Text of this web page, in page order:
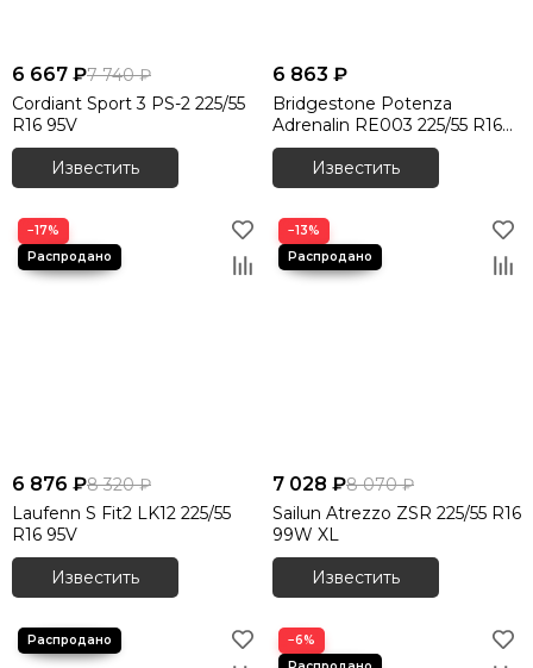
6 667 ₽7 740 ₽
Cordiant Sport 3 PS-2 225/55
R16 95V
Известить
6 863 ₽
Bridgestone Potenza
Adrenalin RE003 225/55 R16
95W
Известить
−17%
6 876 ₽8 320 ₽
Laufenn S Fit2 LK12 225/55
R16 95V
Известить
−13%
7 028 ₽8 070 ₽
Sailun Atrezzo ZSR 225/55 R16
99W XL
Известить
−6%